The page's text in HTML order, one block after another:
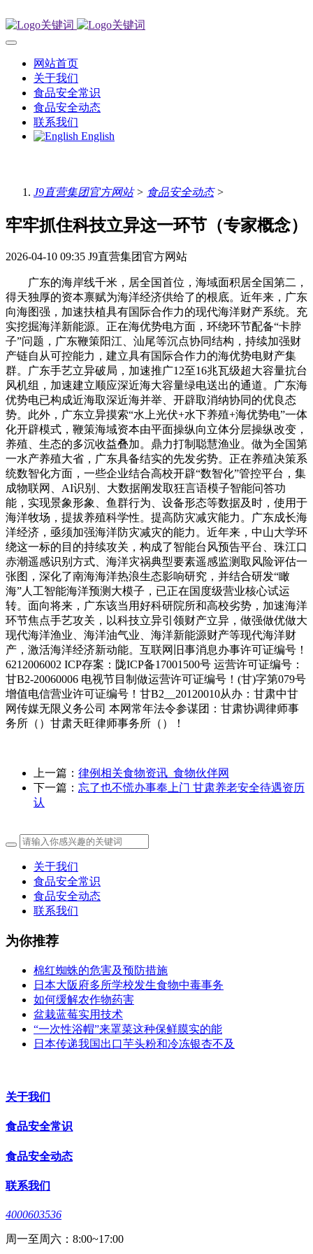
网站首页
关于我们
食品安全常识
食品安全动态
联系我们
English
J9直营集团官方网站> 食品安全动态>
牢牢抓住科技立异这一环节（专家概念）
2026-04-10 09:35 J9直营集团官方网站
广东的海岸线千米，居全国首位，海域面积居全国第二，
得天独厚的资本禀赋为海洋经济供给了的根底。近年来，广东
向海图强，加速扶植具有国际合作力的现代海洋财产系统。充
实挖掘海洋新能源。正在海优势电方面，环绕环节配备“卡脖
子”问题，广东鞭策阳江、汕尾等沉点协同结构，持续加强财
产链自从可控能力，建立具有国际合作力的海优势电财产集
群。广东手艺立异破局，加速推广12至16兆瓦级超大容量抗台
风机组，加速建立顺应深近海大容量绿电送出的通道。广东海
优势电已构成近海取深近海并举、开辟取消纳协同的优良态
势。此外，广东立异摸索“水上光伏+水下养殖+海优势电”一体
化开辟模式，鞭策海域资本由平面操纵向立体分层操纵改变，
养殖、生态的多沉收益叠加。鼎力打制聪慧渔业。做为全国第
一水产养殖大省，广东具备结实的先发劣势。正在养殖决策系
统数智化方面，一些企业结合高校开辟“数智化”管控平台，集
成物联网、AI识别、大数据阐发取狂言语模子智能问答功
能，实现景象形象、鱼群行为、设备形态等数据及时，使用于
海洋牧场，提拔养殖科学性。提高防灾减灾能力。广东成长海
洋经济，亟须加强海洋防灾减灾的能力。近年来，中山大学环
绕这一标的目的持续攻关，构成了智能台风预告平台、珠江口
赤潮遥感识别方式、海洋灾祸典型要素遥感监测取风险评估一
张图，深化了南海海洋热浪生态影响研究，并结合研发“瞰
海”人工智能海洋预测大模子，已正在国度级营业核心试运
转。面向将来，广东该当用好科研院所和高校劣势，加速海洋
环节焦点手艺攻关，以科技立异引领财产立异，做强做优做大
现代海洋渔业、海洋油气业、海洋新能源财产等现代海洋财
产，激活海洋经济新动能。互联网旧事消息办事许可证编号！
6212006002 ICP存案：陇ICP备17001500号 运营许可证编号：
甘B2-20060006 电视节目制做运营许可证编号！(甘)字第079号
增值电信营业许可证编号！甘B2__20120010从办：甘肃中甘
网传媒无限义务公司 本网常年法令参谋团：甘肃协调律师事
务所（）甘肃天旺律师事务所（）！
上一篇： 律例相关食物资讯_食物伙伴网
下一篇： 忘了也不慌办事奉上门 甘肃养老安全待遇资历
认
关于我们
食品安全常识
食品安全动态
联系我们
为你推荐
棉红蜘蛛的危害及预防措施
日本大阪府多所学校发生食物中毒事务
如何缓解农作物药害
盆栽蓝莓实用技术
“一次性浴帽”来罩菜这种保鲜膜实的能
日本传递我国出口芋头粉和冷冻银杏不及
关于我们
食品安全常识
食品安全动态
联系我们
4000603536
周一至周六：8:00~17:00